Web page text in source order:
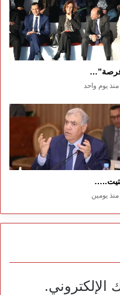
منذ يوم واحد
منذ يومين
الإلكتروني.